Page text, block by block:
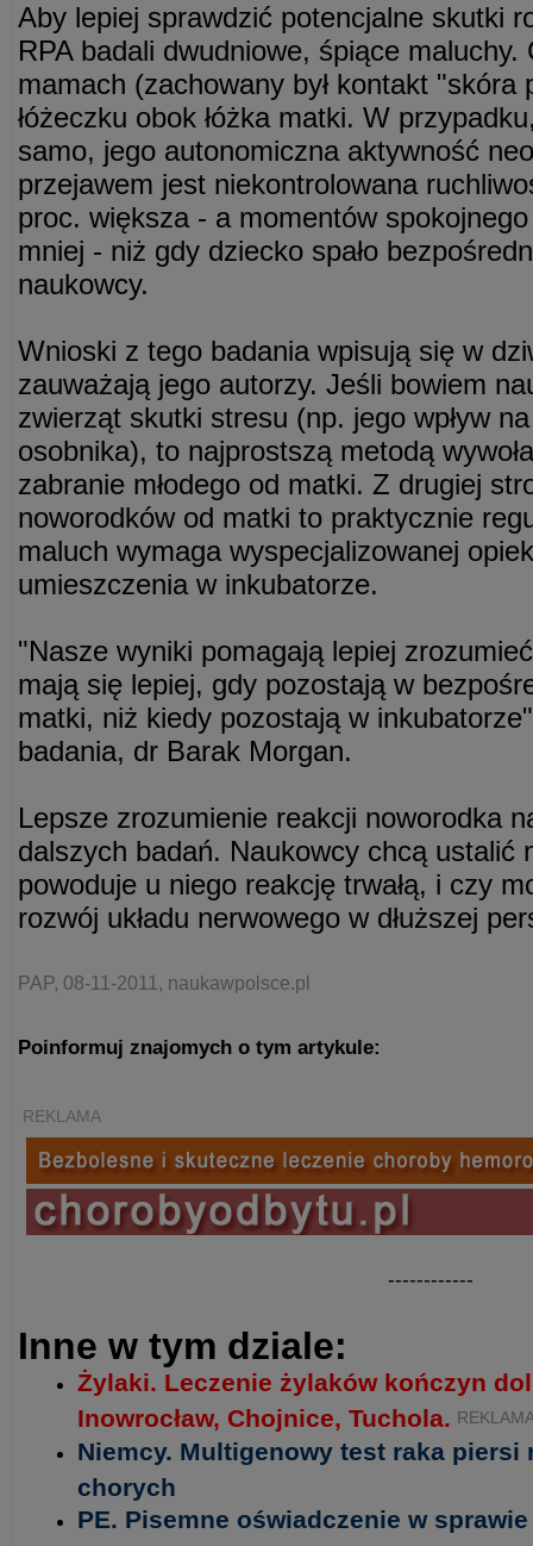
Aby lepiej sprawdzić potencjalne skutki
RPA badali dwudniowe, śpiące maluchy.
mamach (zachowany był kontakt
łóżeczku obok łóżka matki. W
samo, jego autonomiczna aktywność
przejawem jest niekontrolowana
proc. większa - a momentów
mniej - niż gdy dziecko spało
naukowcy.
Wnioski z tego badania wpisują się w
zauważają jego autorzy. Jeśli bowiem
zwierząt skutki stresu (np. jego wpływ
osobnika), to najprostszą metodą
zabranie młodego od matki. Z drugiej
noworodków od matki to praktycznie
maluch wymaga wyspecjalizowanej
umieszczenia w inkubatorze.
"Nasze wyniki pomagają lepiej
mają się lepiej, gdy pozostają w
matki, niż kiedy pozostają w
badania, dr Barak Morgan.
Lepsze zrozumienie reakcji noworodka
dalszych badań. Naukowcy chcą ustalić
powoduje u niego reakcję trwałą, i czy
rozwój układu nerwowego w dłuższej
PAP, 08-11-2011, naukawpolsce.pl
Poinformuj znajomych o tym artykule:
REKLAMA
------------
Inne w tym dziale:
Żylaki. Leczenie żylaków kończyn
Inowrocław, Chojnice, Tuchola.
Niemcy. Multigenowy test raka piersi
chorych
PE. Pisemne oświadczenie w